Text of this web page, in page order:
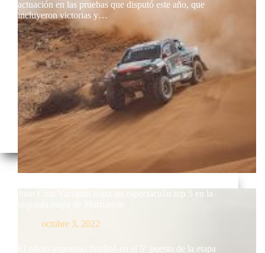
actuación en las pruebas que disputó este año, que
incluyeron victorias y…
Juan Cruz Yacopini logra un espectacular top 5 en la
octubre 3, 2022
El piloto argentino finalizó en el 5º puesto de la etapa